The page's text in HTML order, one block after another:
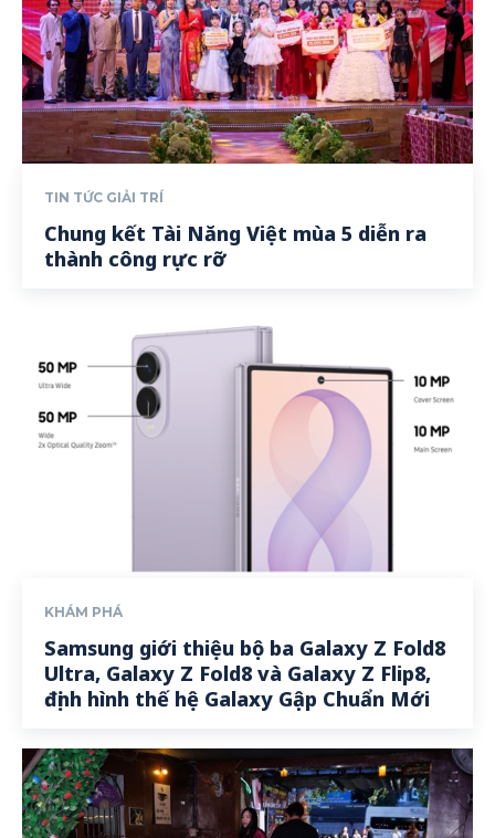
TIN TỨC GIẢI TRÍ
Chung kết Tài Năng Việt mùa 5 diễn ra
thành công rực rỡ
KHÁM PHÁ
Samsung giới thiệu bộ ba Galaxy Z Fold8
Ultra, Galaxy Z Fold8 và Galaxy Z Flip8,
định hình thế hệ Galaxy Gập Chuẩn Mới